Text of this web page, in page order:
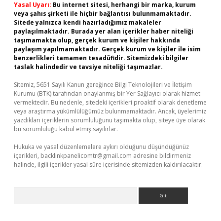
Yasal Uyarı: Bu internet sitesi, herhangi bir marka, kurum
veya şahıs şirketi ile hiçbir bağlantısı bulunmamaktadır.
Sitede yalnızca kendi hazırladığımız makaleler
paylaşılmaktadır. Burada yer alan içerikler haber niteliği
taşımamakta olup, gerçek kurum ve kişiler hakkında
paylaşım yapılmamaktadır. Gerçek kurum ve kişiler ile isim
benzerlikleri tamamen tesadüfidir. Sitemizdeki bilgiler
taslak halindedir ve tavsiye niteliği taşımazlar.
Sitemiz, 5651 Sayılı Kanun gereğince Bilgi Teknolojileri ve İletişim
Kurumu (BTK) tarafından onaylanmış bir Yer Sağlayıcı olarak hizmet
vermektedir. Bu nedenle, sitedeki içerikleri proaktif olarak denetleme
veya araştırma yükümlülüğümüz bulunmamaktadır. Ancak, üyelerimiz
yazdıkları içeriklerin sorumluluğunu taşımakta olup, siteye üye olarak
bu sorumluluğu kabul etmiş sayılırlar.
Hukuka ve yasal düzenlemelere aykırı olduğunu düşündüğünüz
içerikleri, backlinkpanelicomtr@gmail.com adresine bildirmeniz
halinde, ilgili içerikler yasal süre içerisinde sitemizden kaldırılacaktır.